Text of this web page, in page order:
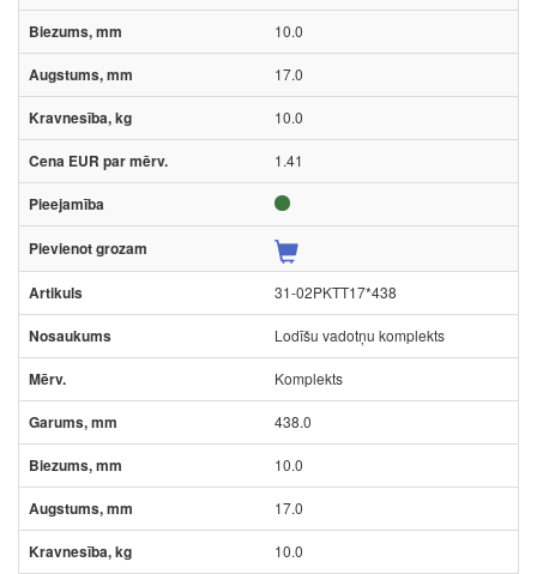
10.0
17.0
10.0
1.41
31-02PKTT17*438
Lodīšu vadotņu komplekts
Komplekts
438.0
10.0
17.0
10.0